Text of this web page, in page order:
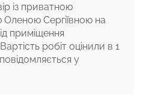
із приватною
Сергіївною на
приміщення
робіт оцінили в 1
у